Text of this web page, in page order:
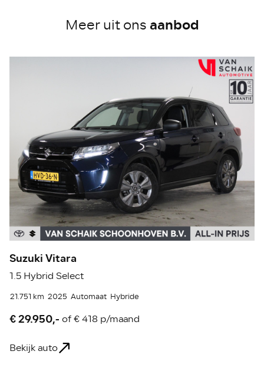
Meer uit ons aanbod
Suzuki Vitara
1.5 Hybrid Select
21.751 km 2025 Automaat Hybride
€ 29.950,- of€ 418 p/maand
Bekijk auto